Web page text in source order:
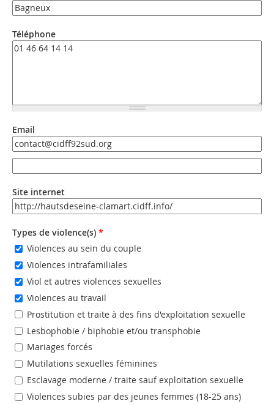
Téléphone
Email
Email
Site internet
URL
Types de violence(s) *
Violences au sein du couple
Violences intrafamiliales
Viol et autres violences sexuelles
Violences au travail
Prostitution et traite à des fins d'exploitation sexuelle
Lesbophobie / biphobie et/ou transphobie
Mariages forcés
Mutilations sexuelles féminines
Esclavage moderne / traite sauf exploitation sexuelle
Violences subies par des jeunes femmes (18-25 ans)